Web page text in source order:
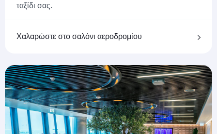
ταξίδι σας.
Χαλαρώστε στο σαλόνι αεροδρομίου